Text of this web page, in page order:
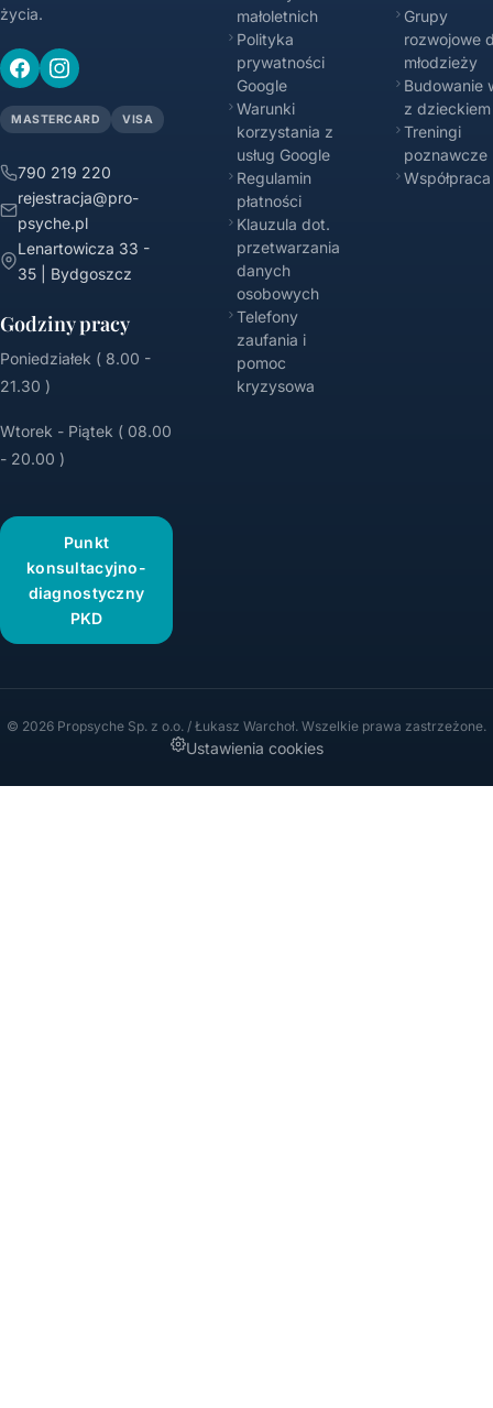
życia.
MASTERCARD VISA
790 219 220
rejestracja@pro-
psyche.pl
Lenartowicza 33 -
35 | Bydgoszcz
Godziny pracy
Poniedziałek ( 8.00 -
21.30 )
Wtorek - Piątek ( 08.00
- 20.00 )
Punkt
konsultacyjno-
diagnostyczny
PKD
małoletnich
Polityka
prywatności
Google
Warunki
korzystania z
usług Google
Regulamin
płatności
Klauzula dot.
przetwarzania
danych
osobowych
Telefony
zaufania i
pomoc
kryzysowa
Grupy
rozwojowe
młodzieży
Budowanie
z dzieckiem
Treningi
poznawcze
Współpraca
© 2026 Propsyche Sp. z o.o. / Łukasz Warchoł. Wszelkie prawa zastrzeżone.
Ustawienia cookies